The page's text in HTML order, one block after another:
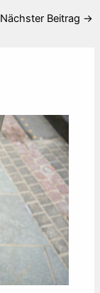
Nächster Beitrag →